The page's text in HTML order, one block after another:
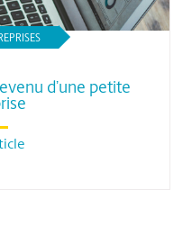
d’une petite